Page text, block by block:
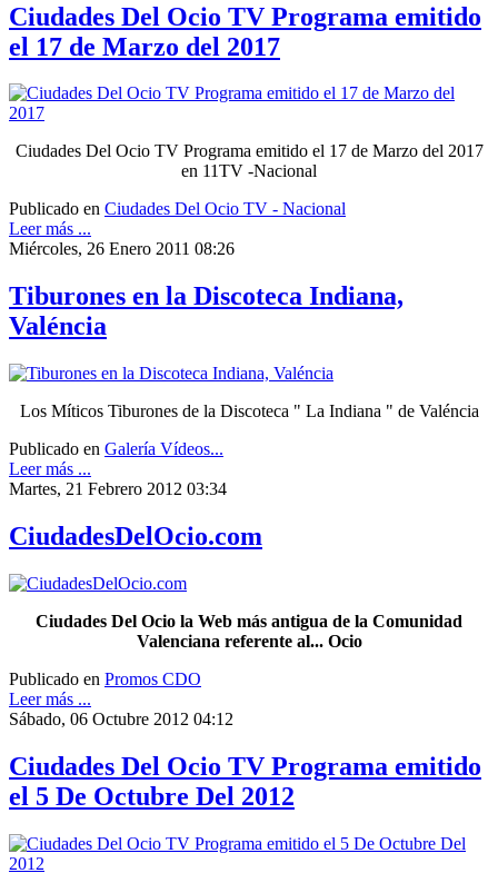
Ciudades Del Ocio TV Programa emitido
el 17 de Marzo del 2017
Ciudades Del Ocio TV Programa emitido el 17 de Marzo del 2017
en 11TV -Nacional
Publicado en Ciudades Del Ocio TV - Nacional
Leer más ...
Miércoles, 26 Enero 2011 08:26
Tiburones en la Discoteca Indiana,
Valéncia
Los Míticos Tiburones de la Discoteca " La Indiana " de Valéncia
Publicado en Galería Vídeos...
Leer más ...
Martes, 21 Febrero 2012 03:34
CiudadesDelOcio.com
Ciudades Del Ocio la Web más antigua de la Comunidad
Valenciana referente al... Ocio
Publicado en Promos CDO
Leer más ...
Sábado, 06 Octubre 2012 04:12
Ciudades Del Ocio TV Programa emitido
el 5 De Octubre Del 2012